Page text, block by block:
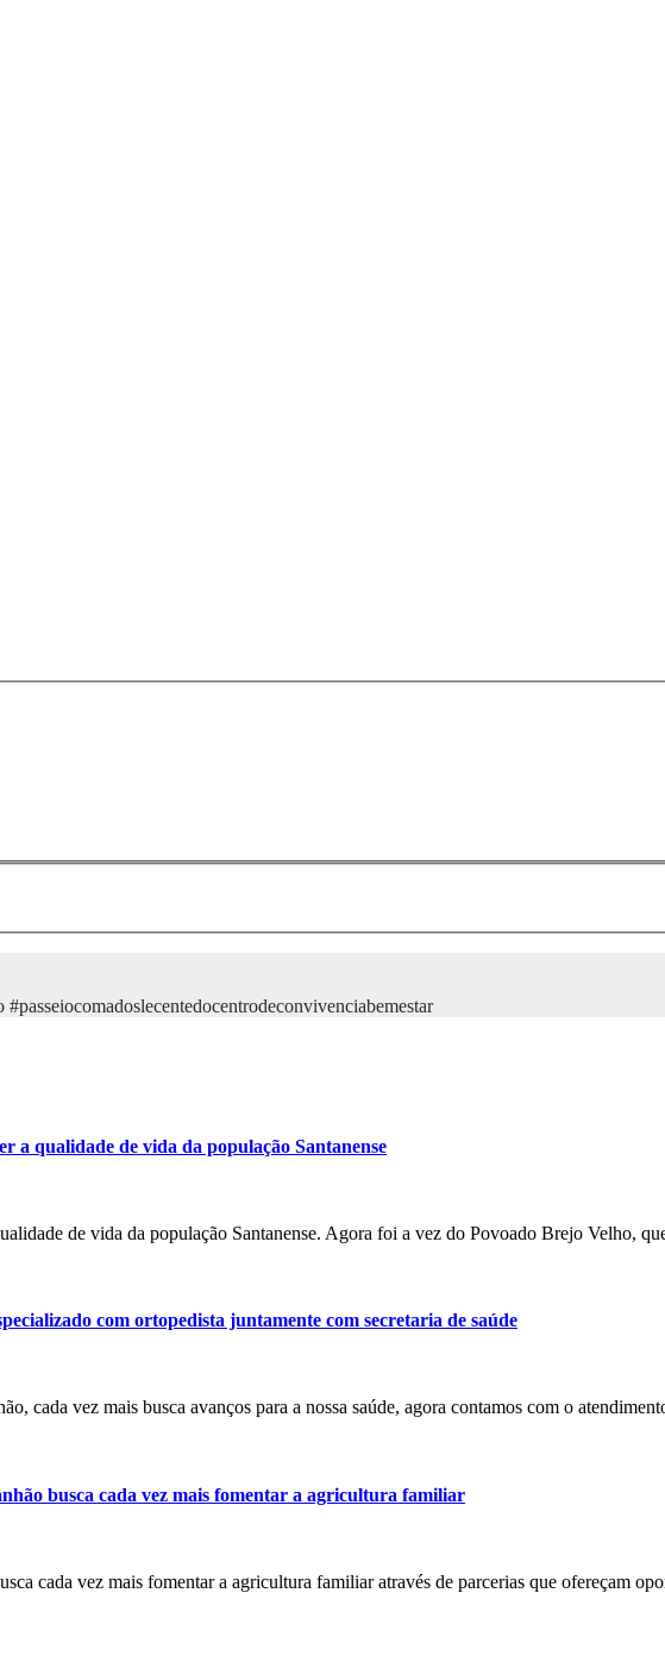
a qualidade de vida da população Santanense
de vida da população Santanense. Agora foi a vez do Povoado Brejo Velho,
com ortopedista juntamente com secretaria de saúde
cada vez mais busca avanços para a nossa saúde, agora contamos com o
busca cada vez mais fomentar a agricultura familiar
cada vez mais fomentar a agricultura familiar através de parcerias que ofereçam